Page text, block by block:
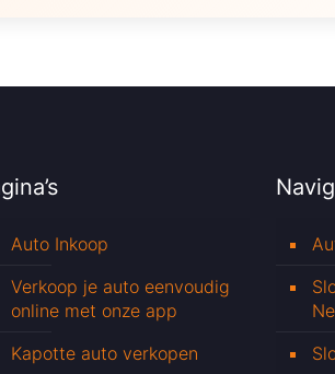
Auto Inkoop
Verkoop je auto eenvoudig
online met onze app
Kapotte auto verkopen